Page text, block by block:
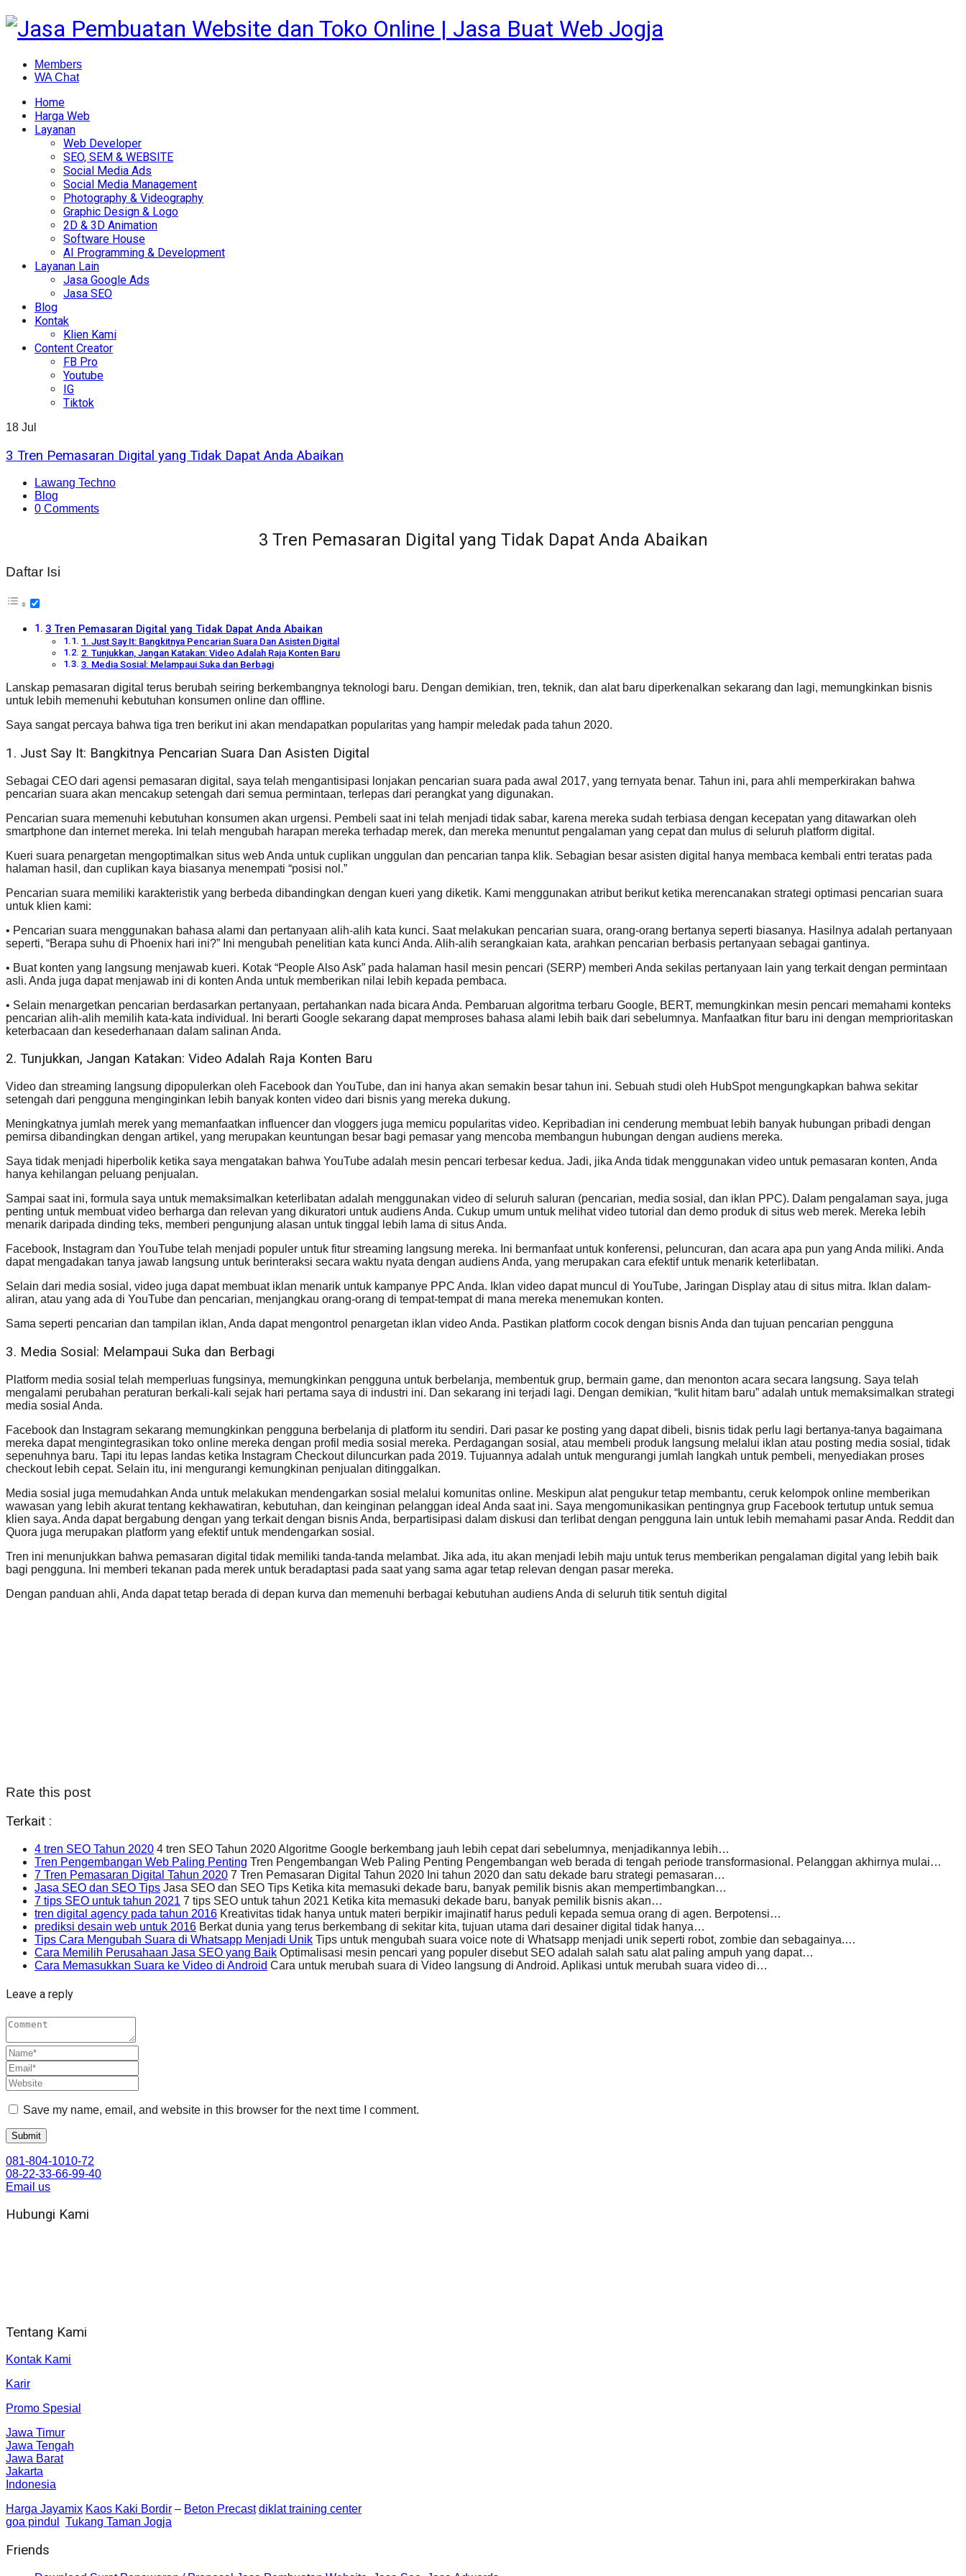
Members
WA Chat
Home
Harga Web
Layanan
Web Developer
SEO, SEM & WEBSITE
Social Media Ads
Social Media Management
Photography & Videography
Graphic Design & Logo
2D & 3D Animation
Software House
AI Programming & Development
Layanan Lain
Jasa Google Ads
Jasa SEO
Blog
Kontak
Klien Kami
Content Creator
FB Pro
Youtube
IG
Tiktok
18 Jul
3 Tren Pemasaran Digital yang Tidak Dapat Anda Abaikan
Lawang Techno
Blog
0 Comments
3 Tren Pemasaran Digital yang Tidak Dapat Anda Abaikan
Daftar Isi
3 Tren Pemasaran Digital yang Tidak Dapat Anda Abaikan
1. Just Say It: Bangkitnya Pencarian Suara Dan Asisten Digital
2. Tunjukkan, Jangan Katakan: Video Adalah Raja Konten Baru
3. Media Sosial: Melampaui Suka dan Berbagi
Lanskap pemasaran digital terus berubah seiring berkembangnya teknologi baru. Dengan demikian, tren, teknik, dan alat baru diperkenalkan sekarang dan lagi, memungkinkan bisnis
untuk lebih memenuhi kebutuhan konsumen online dan offline.
Saya sangat percaya bahwa tiga tren berikut ini akan mendapatkan popularitas yang hampir meledak pada tahun 2020.
1. Just Say It: Bangkitnya Pencarian Suara Dan Asisten Digital
Sebagai CEO dari agensi pemasaran digital, saya telah mengantisipasi lonjakan pencarian suara pada awal 2017, yang ternyata benar. Tahun ini, para ahli memperkirakan bahwa
pencarian suara akan mencakup setengah dari semua permintaan, terlepas dari perangkat yang digunakan.
Pencarian suara memenuhi kebutuhan konsumen akan urgensi. Pembeli saat ini telah menjadi tidak sabar, karena mereka sudah terbiasa dengan kecepatan yang ditawarkan oleh
smartphone dan internet mereka. Ini telah mengubah harapan mereka terhadap merek, dan mereka menuntut pengalaman yang cepat dan mulus di seluruh platform digital.
Kueri suara penargetan mengoptimalkan situs web Anda untuk cuplikan unggulan dan pencarian tanpa klik. Sebagian besar asisten digital hanya membaca kembali entri teratas pada
halaman hasil, dan cuplikan kaya biasanya menempati “posisi nol.”
Pencarian suara memiliki karakteristik yang berbeda dibandingkan dengan kueri yang diketik. Kami menggunakan atribut berikut ketika merencanakan strategi optimasi pencarian suara
untuk klien kami:
• Pencarian suara menggunakan bahasa alami dan pertanyaan alih-alih kata kunci. Saat melakukan pencarian suara, orang-orang bertanya seperti biasanya. Hasilnya adalah pertanyaan
seperti, “Berapa suhu di Phoenix hari ini?” Ini mengubah penelitian kata kunci Anda. Alih-alih serangkaian kata, arahkan pencarian berbasis pertanyaan sebagai gantinya.
• Buat konten yang langsung menjawab kueri. Kotak “People Also Ask” pada halaman hasil mesin pencari (SERP) memberi Anda sekilas pertanyaan lain yang terkait dengan permintaan
asli. Anda juga dapat menjawab ini di konten Anda untuk memberikan nilai lebih kepada pembaca.
• Selain menargetkan pencarian berdasarkan pertanyaan, pertahankan nada bicara Anda. Pembaruan algoritma terbaru Google, BERT, memungkinkan mesin pencari memahami konteks
pencarian alih-alih memilih kata-kata individual. Ini berarti Google sekarang dapat memproses bahasa alami lebih baik dari sebelumnya. Manfaatkan fitur baru ini dengan memprioritaskan
keterbacaan dan kesederhanaan dalam salinan Anda.
2. Tunjukkan, Jangan Katakan: Video Adalah Raja Konten Baru
Video dan streaming langsung dipopulerkan oleh Facebook dan YouTube, dan ini hanya akan semakin besar tahun ini. Sebuah studi oleh HubSpot mengungkapkan bahwa sekitar
setengah dari pengguna menginginkan lebih banyak konten video dari bisnis yang mereka dukung.
Meningkatnya jumlah merek yang memanfaatkan influencer dan vloggers juga memicu popularitas video. Kepribadian ini cenderung membuat lebih banyak hubungan pribadi dengan
pemirsa dibandingkan dengan artikel, yang merupakan keuntungan besar bagi pemasar yang mencoba membangun hubungan dengan audiens mereka.
Saya tidak menjadi hiperbolik ketika saya mengatakan bahwa YouTube adalah mesin pencari terbesar kedua. Jadi, jika Anda tidak menggunakan video untuk pemasaran konten, Anda
hanya kehilangan peluang penjualan.
Sampai saat ini, formula saya untuk memaksimalkan keterlibatan adalah menggunakan video di seluruh saluran (pencarian, media sosial, dan iklan PPC). Dalam pengalaman saya, juga
penting untuk membuat video berharga dan relevan yang dikuratori untuk audiens Anda. Cukup umum untuk melihat video tutorial dan demo produk di situs web merek. Mereka lebih
menarik daripada dinding teks, memberi pengunjung alasan untuk tinggal lebih lama di situs Anda.
Facebook, Instagram dan YouTube telah menjadi populer untuk fitur streaming langsung mereka. Ini bermanfaat untuk konferensi, peluncuran, dan acara apa pun yang Anda miliki. Anda
dapat mengadakan tanya jawab langsung untuk berinteraksi secara waktu nyata dengan audiens Anda, yang merupakan cara efektif untuk menarik keterlibatan.
Selain dari media sosial, video juga dapat membuat iklan menarik untuk kampanye PPC Anda. Iklan video dapat muncul di YouTube, Jaringan Display atau di situs mitra. Iklan dalam-
aliran, atau yang ada di YouTube dan pencarian, menjangkau orang-orang di tempat-tempat di mana mereka menemukan konten.
Sama seperti pencarian dan tampilan iklan, Anda dapat mengontrol penargetan iklan video Anda. Pastikan platform cocok dengan bisnis Anda dan tujuan pencarian pengguna
3. Media Sosial: Melampaui Suka dan Berbagi
Platform media sosial telah memperluas fungsinya, memungkinkan pengguna untuk berbelanja, membentuk grup, bermain game, dan menonton acara secara langsung. Saya telah
mengalami perubahan peraturan berkali-kali sejak hari pertama saya di industri ini. Dan sekarang ini terjadi lagi. Dengan demikian, “kulit hitam baru” adalah untuk memaksimalkan strategi
media sosial Anda.
Facebook dan Instagram sekarang memungkinkan pengguna berbelanja di platform itu sendiri. Dari pasar ke posting yang dapat dibeli, bisnis tidak perlu lagi bertanya-tanya bagaimana
mereka dapat mengintegrasikan toko online mereka dengan profil media sosial mereka. Perdagangan sosial, atau membeli produk langsung melalui iklan atau posting media sosial, tidak
sepenuhnya baru. Tapi itu lepas landas ketika Instagram Checkout diluncurkan pada 2019. Tujuannya adalah untuk mengurangi jumlah langkah untuk pembeli, menyediakan proses
checkout lebih cepat. Selain itu, ini mengurangi kemungkinan penjualan ditinggalkan.
Media sosial juga memudahkan Anda untuk melakukan mendengarkan sosial melalui komunitas online. Meskipun alat pengukur tetap membantu, ceruk kelompok online memberikan
wawasan yang lebih akurat tentang kekhawatiran, kebutuhan, dan keinginan pelanggan ideal Anda saat ini. Saya mengomunikasikan pentingnya grup Facebook tertutup untuk semua
klien saya. Anda dapat bergabung dengan yang terkait dengan bisnis Anda, berpartisipasi dalam diskusi dan terlibat dengan pengguna lain untuk lebih memahami pasar Anda. Reddit dan
Quora juga merupakan platform yang efektif untuk mendengarkan sosial.
Tren ini menunjukkan bahwa pemasaran digital tidak memiliki tanda-tanda melambat. Jika ada, itu akan menjadi lebih maju untuk terus memberikan pengalaman digital yang lebih baik
bagi pengguna. Ini memberi tekanan pada merek untuk beradaptasi pada saat yang sama agar tetap relevan dengan pasar mereka.
Dengan panduan ahli, Anda dapat tetap berada di depan kurva dan memenuhi berbagai kebutuhan audiens Anda di seluruh titik sentuh digital
Rate this post
Terkait :
4 tren SEO Tahun 2020 4 tren SEO Tahun 2020 Algoritme Google berkembang jauh lebih cepat dari sebelumnya, menjadikannya lebih…
Tren Pengembangan Web Paling Penting Tren Pengembangan Web Paling Penting Pengembangan web berada di tengah periode transformasional. Pelanggan akhirnya mulai…
7 Tren Pemasaran Digital Tahun 2020 7 Tren Pemasaran Digital Tahun 2020 Ini tahun 2020 dan satu dekade baru strategi pemasaran…
Jasa SEO dan SEO Tips Jasa SEO dan SEO Tips Ketika kita memasuki dekade baru, banyak pemilik bisnis akan mempertimbangkan…
7 tips SEO untuk tahun 2021 7 tips SEO untuk tahun 2021 Ketika kita memasuki dekade baru, banyak pemilik bisnis akan…
tren digital agency pada tahun 2016 Kreativitas tidak hanya untuk materi berpikir imajinatif harus peduli kepada semua orang di agen. Berpotensi…
prediksi desain web untuk 2016 Berkat dunia yang terus berkembang di sekitar kita, tujuan utama dari desainer digital tidak hanya…
Tips Cara Mengubah Suara di Whatsapp Menjadi Unik Tips untuk mengubah suara voice note di Whatsapp menjadi unik seperti robot, zombie dan sebagainya.…
Cara Memilih Perusahaan Jasa SEO yang Baik Optimalisasi mesin pencari yang populer disebut SEO adalah salah satu alat paling ampuh yang dapat…
Cara Memasukkan Suara ke Video di Android Cara untuk merubah suara di Video langsung di Android. Aplikasi untuk merubah suara video di…
Leave a reply
Save my name, email, and website in this browser for the next time I comment.
081-804-1010-72
08-22-33-66-99-40
Email us
Hubungi Kami
Tentang Kami
Kontak Kami
Karir
Promo Spesial
Jawa Timur
Jawa Tengah
Jawa Barat
Jakarta
Indonesia
Harga Jayamix Kaos Kaki Bordir – Beton Precast diklat training center
goa pindul
Tukang Taman Jogja
Friends